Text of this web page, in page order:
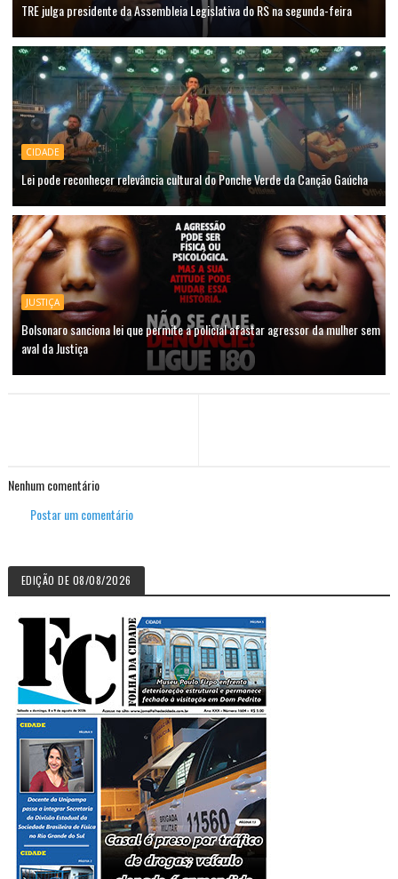
TRE julga presidente da Assembleia Legislativa do RS na segunda-feira
CIDADE
Lei pode reconhecer relevância cultural do Ponche Verde da Canção Gaúcha
JUSTIÇA
Bolsonaro sanciona lei que permite a policial afastar agressor da mulher sem
aval da Justiça
Nenhum comentário
Postar um comentário
EDIÇÃO DE 08/08/2026